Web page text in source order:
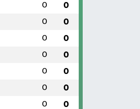
0 0
0 0
0 0
0 0
0 0
0 0
0 0